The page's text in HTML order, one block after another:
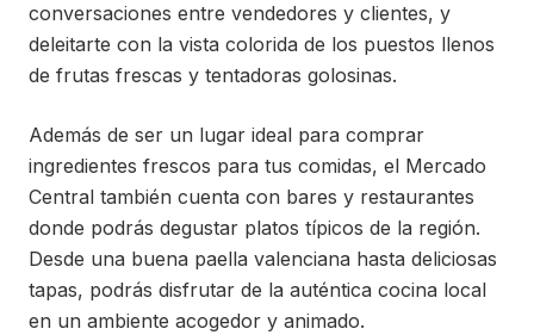
conversaciones entre vendedores y clientes, y
deleitarte con la vista colorida de los puestos llenos
de frutas frescas y tentadoras golosinas.
Además de ser un lugar ideal para comprar
ingredientes frescos para tus comidas, el Mercado
Central también cuenta con bares y restaurantes
donde podrás degustar platos típicos de la región.
Desde una buena paella valenciana hasta deliciosas
tapas, podrás disfrutar de la auténtica cocina local
en un ambiente acogedor y animado.